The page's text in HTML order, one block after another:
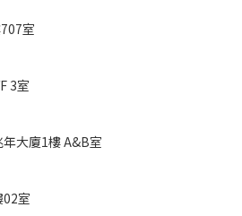
室
3室
大廈1樓 A&B室
室